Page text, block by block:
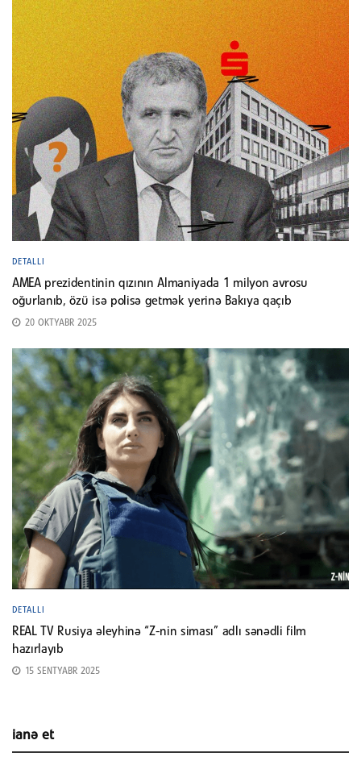
DETALLI
AMEA prezidentinin qızının Almaniyada 1 milyon avrosu
oğurlanıb, özü isə polisə getmək yerinə Bakıya qaçıb
20 OKTYABR 2025
DETALLI
REAL TV Rusiya əleyhinə “Z-nin siması” adlı sənədli film
hazırlayıb
15 SENTYABR 2025
ianə et